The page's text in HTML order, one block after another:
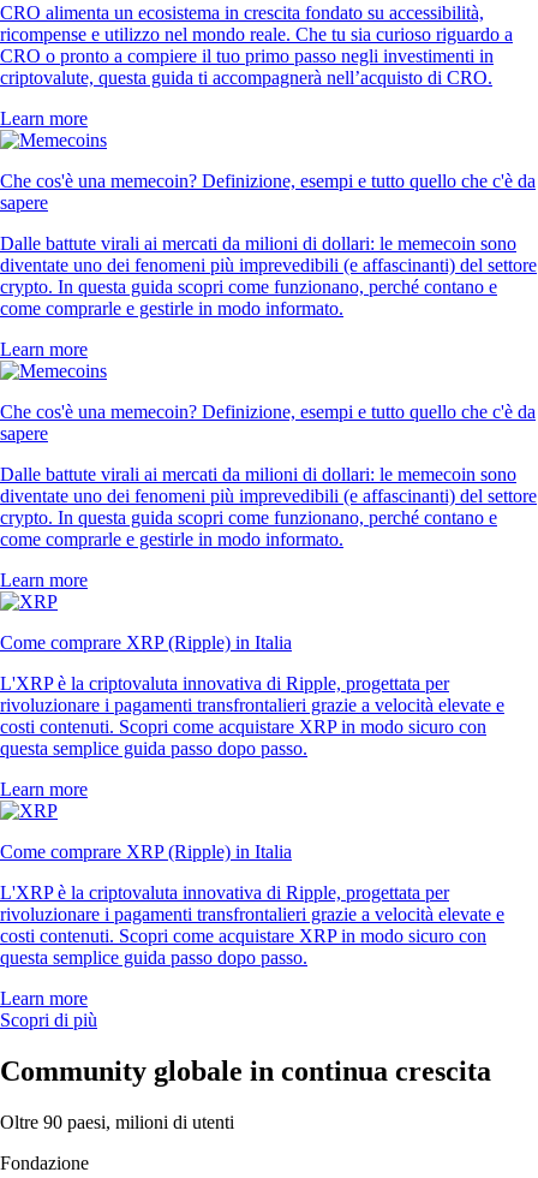
CRO alimenta un ecosistema in crescita fondato su accessibilità,
ricompense e utilizzo nel mondo reale. Che tu sia curioso riguardo a
CRO o pronto a compiere il tuo primo passo negli investimenti in
criptovalute, questa guida ti accompagnerà nell’acquisto di CRO.
Learn more
Che cos'è una memecoin? Definizione, esempi e tutto quello che c'è da
sapere
Dalle battute virali ai mercati da milioni di dollari: le memecoin sono
diventate uno dei fenomeni più imprevedibili (e affascinanti) del settore
crypto. In questa guida scopri come funzionano, perché contano e
come comprarle e gestirle in modo informato.
Learn more
Che cos'è una memecoin? Definizione, esempi e tutto quello che c'è da
sapere
Dalle battute virali ai mercati da milioni di dollari: le memecoin sono
diventate uno dei fenomeni più imprevedibili (e affascinanti) del settore
crypto. In questa guida scopri come funzionano, perché contano e
come comprarle e gestirle in modo informato.
Learn more
Come comprare XRP (Ripple) in Italia
L'XRP è la criptovaluta innovativa di Ripple, progettata per
rivoluzionare i pagamenti transfrontalieri grazie a velocità elevate e
costi contenuti. Scopri come acquistare XRP in modo sicuro con
questa semplice guida passo dopo passo.
Learn more
Come comprare XRP (Ripple) in Italia
L'XRP è la criptovaluta innovativa di Ripple, progettata per
rivoluzionare i pagamenti transfrontalieri grazie a velocità elevate e
costi contenuti. Scopri come acquistare XRP in modo sicuro con
questa semplice guida passo dopo passo.
Learn more
Scopri di più
Community globale in continua crescita
Oltre 90 paesi, milioni di utenti
Fondazione